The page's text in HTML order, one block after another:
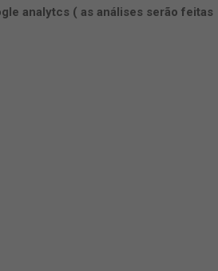
analytcs ( as análises serão feitas